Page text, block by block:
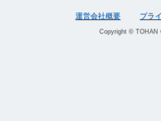
運営会社概要 プラ
Copyright © TOHAN